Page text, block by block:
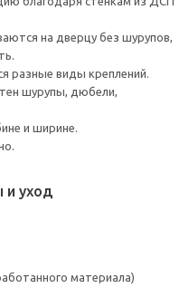
на дверцу без шурупов,
разные виды креплений.
шурупы, дюбели,
и ширине.
и уход
материала)